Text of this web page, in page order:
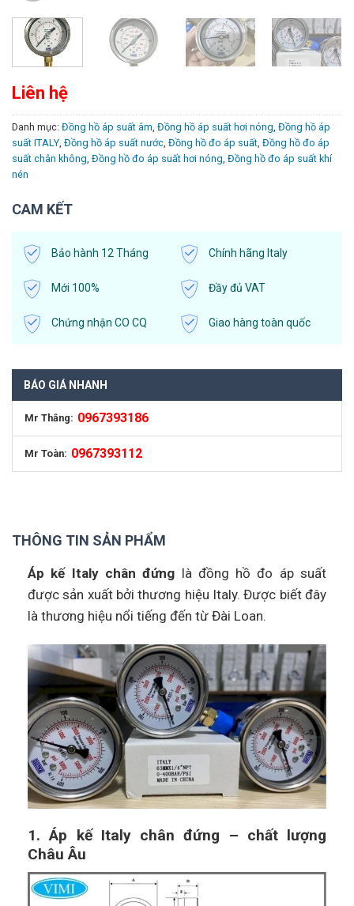
Liên hệ
Danh mục: Đồng hồ áp suất âm, Đồng hồ áp suất hơi nóng, Đồng hồ áp
suất ITALY, Đồng hồ áp suất nước, Đồng hồ đo áp suất, Đồng hồ đo áp
suất chân không, Đồng hồ đo áp suất hơi nóng, Đồng hồ đo áp suất khí
nén
CAM KẾT
Bảo hành 12 Tháng Chính hãng Italy
Mới 100% Đầy đủ VAT
Chứng nhận CO CQ Giao hàng toàn quốc
BÁO GIÁ NHANH
Mr Thắng: 0967393186
Mr Toàn: 0967393112
THÔNG TIN SẢN PHẨM
Áp kế Italy chân đứng là đồng hồ đo áp suất
được sản xuất bởi thương hiệu Italy. Được biết đây
là thương hiệu nổi tiếng đến từ Đài Loan.
1. Áp kế Italy chân đứng – chất lượng
Châu Âu